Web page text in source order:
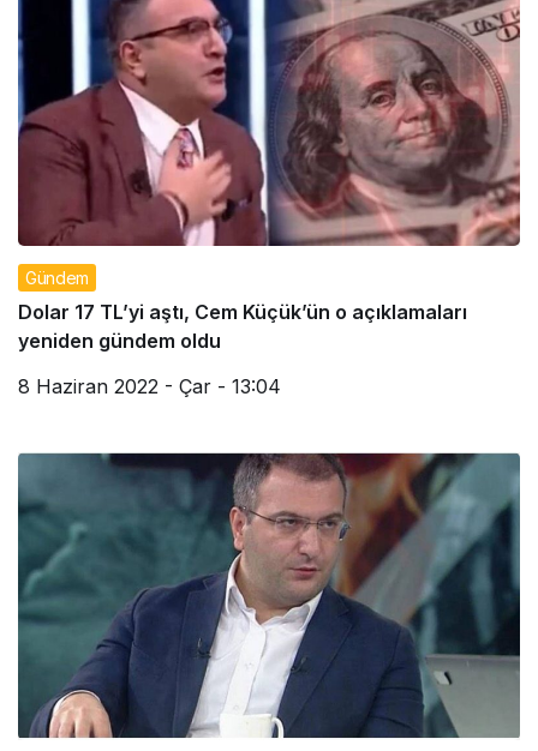
Gündem
Dolar 17 TL’yi aştı, Cem Küçük’ün o açıklamaları
yeniden gündem oldu
8 Haziran 2022 - Çar - 13:04